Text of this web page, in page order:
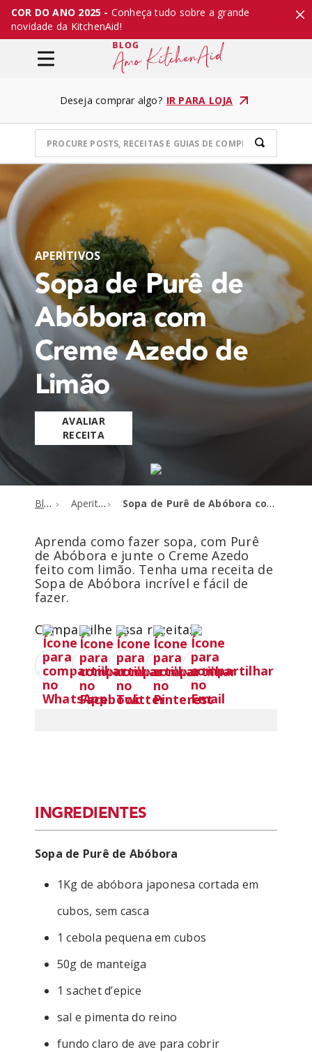
COR DO ANO 2025 - Conheça tudo sobre a grande
novidade da KitchenAid!
Deseja comprar algo? IR PARA LOJA
APERITIVOS
Sopa de Purê de
Abóbora com
Creme Azedo de
Limão
AVALIAR
RECEITA
Blog Aperitivos Sopa de Purê de Abóbora com Creme Azedo de Limão
Aprenda como fazer sopa, com Purê
de Abóbora e junte o Creme Azedo
feito com limão. Tenha uma receita de
Sopa de Abóbora incrível e fácil de
fazer.
Compartilhe essa receita:
INGREDIENTES
Sopa de Purê de Abóbora
1Kg de abóbora japonesa cortada em
cubos, sem casca
1 cebola pequena em cubos
50g de manteiga
1 sachet d’epice
sal e pimenta do reino
fundo claro de ave para cobrir